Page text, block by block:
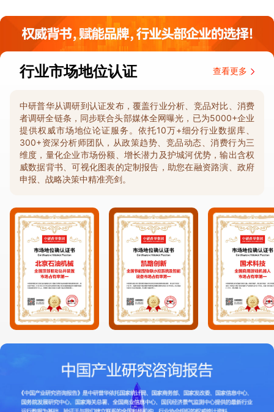
行业市场地位认证 查看更多
中研普华从调研到认证发布，覆盖行业分析、竞品对比、消费
者调研全链条，同步联合头部媒体全网曝光，已为5000+企业
提供权威市场地位论证服务。依托10万+细分行业数据库、
300+资深分析师团队，从政策趋势、竞品动态、消费行为三
维度，量化企业市场份额、增长潜力及护城河优势，输出含权
威数据背书、可视化图表的定制报告，助您在融资路演、政府
申报、战略决策中精准亮剑。